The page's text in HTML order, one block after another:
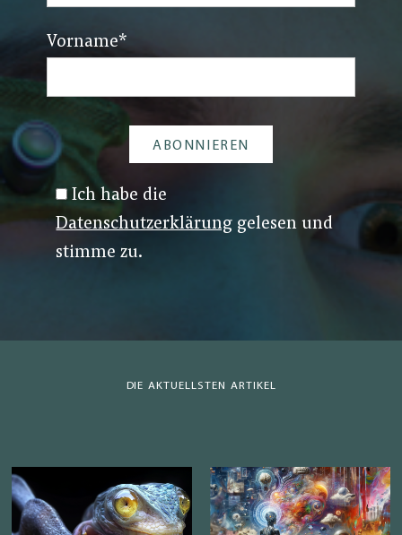
Vorname*
Ich habe die
Datenschutzerklärung gelesen und
stimme zu.
DIE AKTUELLSTEN ARTIKEL